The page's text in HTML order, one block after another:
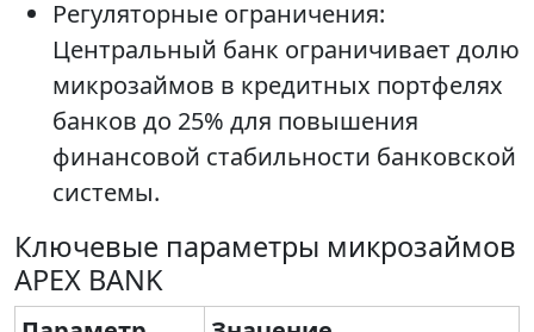
Регуляторные ограничения:
Центральный банк ограничивает долю
микрозаймов в кредитных портфелях
банков до 25% для повышения
финансовой стабильности банковской
системы.
Ключевые параметры микрозаймов
APEX BANK